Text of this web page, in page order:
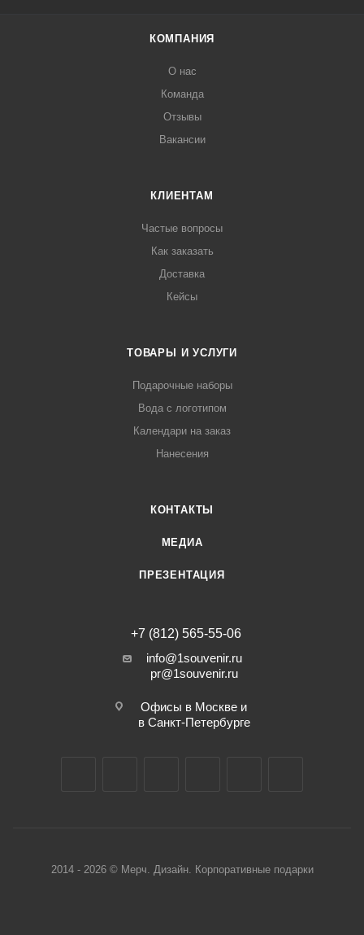
КОМПАНИЯ
О нас
Команда
Отзывы
Вакансии
КЛИЕНТАМ
Частые вопросы
Как заказать
Доставка
Кейсы
ТОВАРЫ И УСЛУГИ
Подарочные наборы
Вода с логотипом
Календари на заказ
Нанесения
КОНТАКТЫ
МЕДИА
ПРЕЗЕНТАЦИЯ
+7 (812) 565-55-06
info@1souvenir.ru
pr@1souvenir.ru
Офисы в Москве и
в Санкт-Петербурге
2014 - 2026 © Мерч. Дизайн. Корпоративные подарки